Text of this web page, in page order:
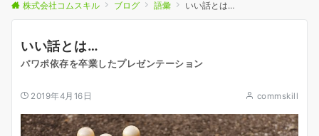
株式会社コムスキル ブログ 語彙 いい話とは…
いい話とは…
パワポ依存を卒業したプレゼンテーション
2019年4月16日 commskill